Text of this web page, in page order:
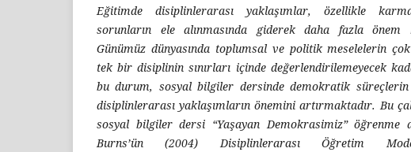
Eğitimde disiplinlerarası yaklaşımlar, özellikle
sorunların ele alınmasında giderek daha fazla önem
Günümüz dünyasında toplumsal ve politik meselelerin çok
tek bir disiplinin sınırları içinde değerlendirilemeyecek
bu durum, sosyal bilgiler dersinde demokratik süreçlerin
disiplinlerarası yaklaşımların önemini artırmaktadır. Bu
sosyal bilgiler dersi “Yaşayan Demokrasimiz” öğrenme
Burns’ün (2004) Disiplinlerarası Öğretim